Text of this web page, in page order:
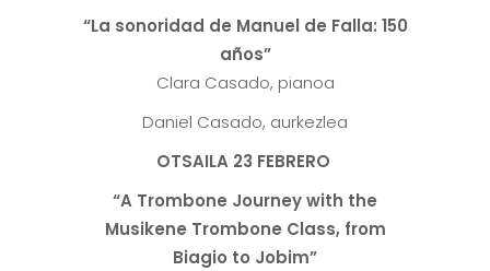
“La sonoridad de Manuel de Falla: 150
años”
Clara Casado, pianoa
Daniel Casado, aurkezlea
OTSAILA 23 FEBRERO
“A Trombone Journey with the
Musikene Trombone Class, from
Biagio to Jobim”